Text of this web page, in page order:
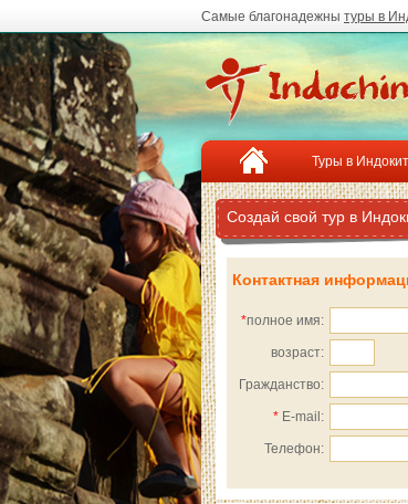
Самые благонадежны туры в
Туры в
Создай свой тур в
Контактная
*полное имя:
возраст:
Гражданство:
* E-mail:
Телефон: